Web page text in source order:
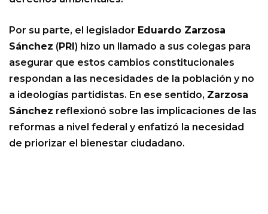
Por su parte, el legislador Eduardo Zarzosa
Sánchez (PRI ) hizo un llamado a sus colegas para
asegurar que estos cambios constitucionales
respondan a las necesidades de la población y no
a ideologías partidistas. En ese sentido, Zarzosa
Sánchez reflexionó sobre las implicaciones de las
reformas a nivel federal y enfatizó la necesidad
de priorizar el bienestar ciudadano.